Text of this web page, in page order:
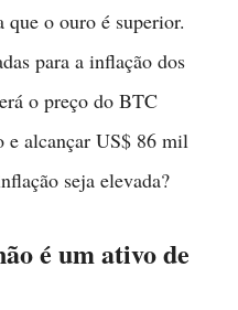
o ouro é superior.
para a inflação dos
o preço do BTC
e alcançar US$ 86 mil
seja elevada?
é um ativo de